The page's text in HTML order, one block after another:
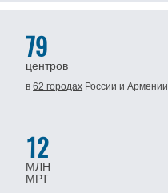
79
центров
в62 городах Россиии Армении
12
МЛН
МРТ